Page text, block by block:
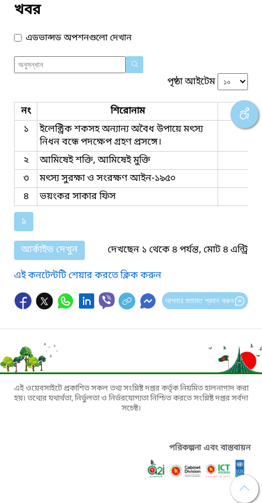
খবর
এডভান্সড অপশনগুলো দেখান
পৃষ্ঠা আইটেম
নং শিরোনাম
ফাইল
১
ইলেক্ট্রিক শকসহ অন্যান্য অবৈধ উপায়ে মৎস্য
নিধন বন্ধে পদক্ষেপ গ্রহণ প্রসঙ্গে।
২
আমিষেই শক্তি, আমিষেই মুক্তি
৩
মৎস্য সুরক্ষা ও সংরক্ষণ আইন-১৯৫০
৪
ভয়ংকর সাকার ফিস
১
আর্কাইভ দেখুন
দেখছেন ১ থেকে ৪ পর্যন্ত, মোট ৪ এন্ট্রি
এই কনটেন্টটি শেয়ার করতে ক্লিক করুন
আপনার মতামত প্রদান করুন
এই ওয়েবসাইটে প্রকাশিত সকল তথ্য সংশ্লিষ্ট দপ্তর কর্তৃক নিয়মিত হালনাগাদ করা
হয়। তথ্যের যথার্থতা, নির্ভুলতা ও নির্ভরযোগ্যতা নিশ্চিত করতে সংশ্লিষ্ট দপ্তর সর্বদা
সচেষ্ট।
পরিকল্পনা এবং বাস্তবায়ন